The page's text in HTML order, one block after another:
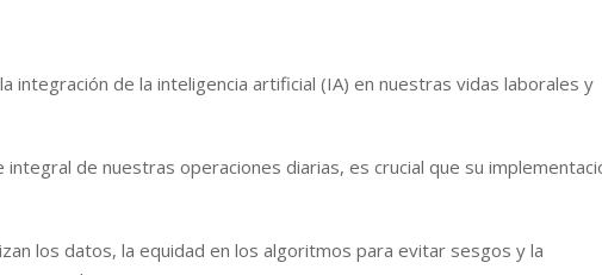
integración de la inteligencia artificial (IA) en nuestras vidas laborales y
de nuestras operaciones diarias, es crucial que su
los datos, la equidad en los algoritmos para evitar sesgos y la